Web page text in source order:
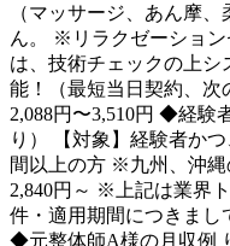
（マッサージ、あん摩
ん。 ※リラクゼーショ
は、技術チェックの上
能！（最短当日契約、次
2,088円〜3,510円 ◆経験
り） 【対象】経験者か
間以上の方 ※九州、沖縄
2,840円～ ※上記は業界
件・適用期間につきまし
◆元整体師A様の月収例